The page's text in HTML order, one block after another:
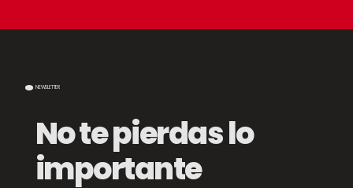
NEWSLETTER
No te pierdas lo
importante